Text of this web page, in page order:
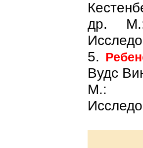
др. М.:
5.
Вудс
М.: